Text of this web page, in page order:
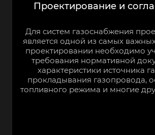
Проектирование и
Для систем газоснабжения
является одной из самых
проектировании необходимо
требования нормативной
характеристики источника
прокладывания газопровода,
топливного режима и многие